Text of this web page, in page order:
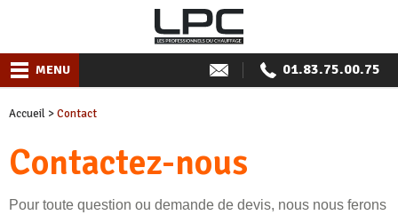
MENU 01.83.75.00.75
Accueil >Contact
Contactez-nous
Pour toute question ou demande de devis, nous nous ferons